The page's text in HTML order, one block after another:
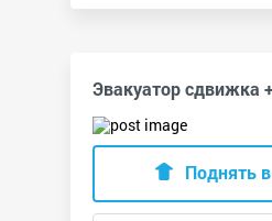
Эвакуатор сдвижка
Поднять